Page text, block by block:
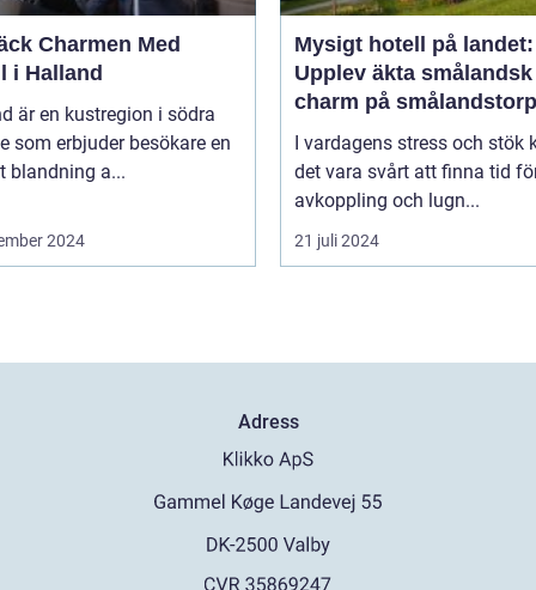
Charmen Med
i Halland
är en kustregion i södra
som erbjuder besökare en
blandning a...
2024
Mysigt hotell på landet:
Upplev äkta smålandsk
charm på
I vardagens stress och stök
det vara svårt att finna tid
avkoppling och lugn...
21 juli 2024
Adress